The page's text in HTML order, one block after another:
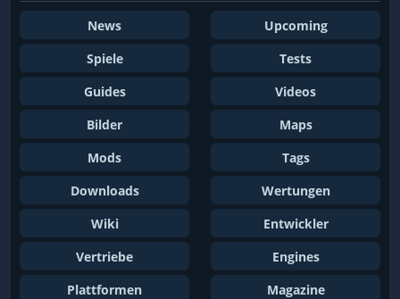
News
Upcoming
Spiele
Tests
Guides
Videos
Bilder
Maps
Mods
Tags
Downloads
Wertungen
Wiki
Entwickler
Vertriebe
Engines
Plattformen
Magazine